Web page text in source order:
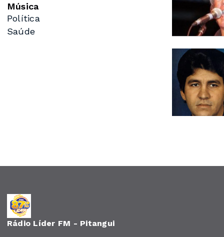
Música
Política
Saúde
Rádio Líder FM - Pitangui